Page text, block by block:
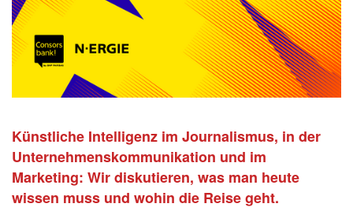
Künstliche Intelligenz im Journalismus, in der
Unternehmenskommunikation und im
Marketing: Wir diskutieren, was man heute
wissen muss und wohin die Reise geht.